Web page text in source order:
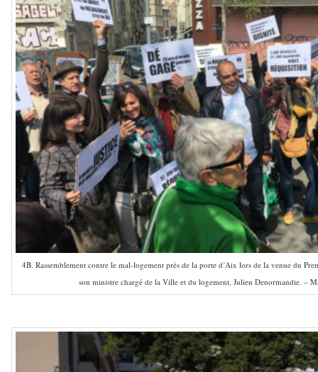
4B. Rassemblement contre le mal-logement près de la porte d’Aix lors de la venue du
son ministre chargé de la Ville et du logement, Julien Denormandie. –